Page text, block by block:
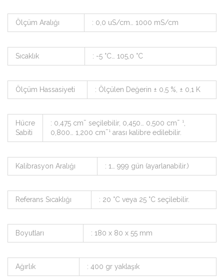
Ölçüm Aralığı : 0,0 uS/cm… 1000 mS/cm
Sıcaklık : -5 °C… 105,0 °C
Ölçüm Hassasiyeti : Ölçülen Değerin ± 0,5 %, ± 0,1 K
Hücre
Sabiti
: 0,475 cm¯ seçilebilir, 0,450… 0,500 cm¯ ¹,
0,800… 1,200 cm¯¹ arası kalibre edilebilir.
Kalibrasyon Aralığı : 1… 999 gün (ayarlanabilir.)
Referans Sıcaklığı : 20 °C veya 25 °C seçilebilir.
Boyutları : 180 x 80 x 55 mm
Ağırlık : 400 gr yaklaşık